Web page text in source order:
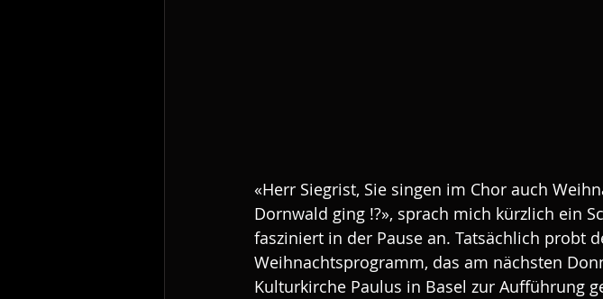
«Herr Siegrist, Sie singen im Chor auch
Dornwald ging !?», sprach mich kürzlich ein
fasziniert in der Pause an. Tatsächlich probt
Weihnachtsprogramm, das am nächsten
Kulturkirche Paulus in Basel zur Aufführung